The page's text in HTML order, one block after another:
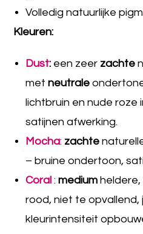
Volledig natuurlijke
Kleuren:
Dust: een zeer zachte
metneutrale
lichtbruin en nude roze
satijnen afwerking.
Mocha: zachte
– bruine ondertoon,
Coral :medium heldere,
rood, niet te opvallend,
kleurintensiteit